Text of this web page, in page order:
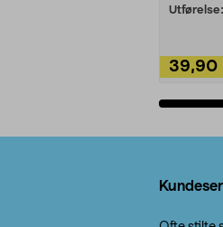
Utførelse:
39,90